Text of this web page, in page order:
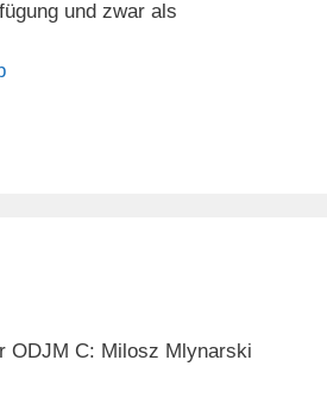
und zwar als
ODJM C: Milosz Mlynarski